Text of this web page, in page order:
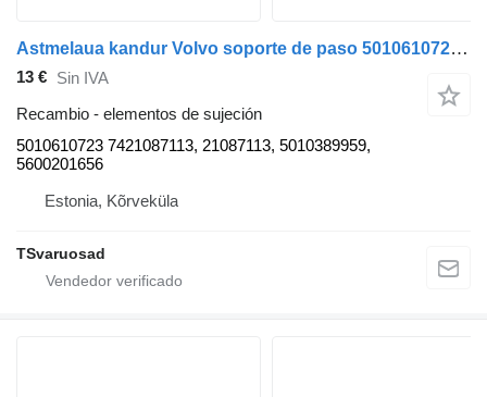
Astmelaua kandur Volvo soporte de paso 5010610723 para Volvo FE280 camión
13 € Sin IVA
Recambio - elementos de sujeción
5010610723 7421087113, 21087113, 5010389959,
5600201656
Estonia, Kõrveküla
TSvaruosad